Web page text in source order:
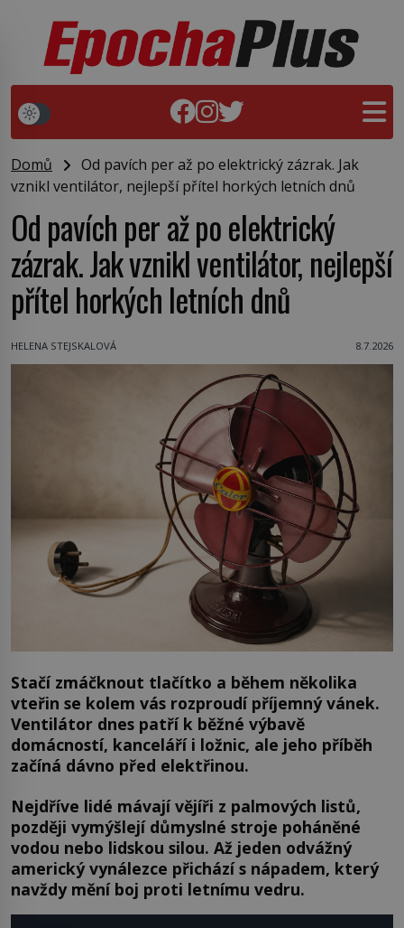
Domů
Od pavích per až po elektrický zázrak. Jak
vznikl ventilátor, nejlepší přítel horkých letních dnů
Od pavích per až po elektrický
zázrak. Jak vznikl ventilátor, nejlepší
přítel horkých letních dnů
HELENA STEJSKALOVÁ 8.7.2026
Stačí zmáčknout tlačítko a během několika
vteřin se kolem vás rozproudí příjemný vánek.
Ventilátor dnes patří k běžné výbavě
domácností, kanceláří i ložnic, ale jeho příběh
začíná dávno před elektřinou.
Nejdříve lidé mávají vějíři z palmových listů,
později vymýšlejí důmyslné stroje poháněné
vodou nebo lidskou silou. Až jeden odvážný
americký vynálezce přichází s nápadem, který
navždy mění boj proti letnímu vedru.